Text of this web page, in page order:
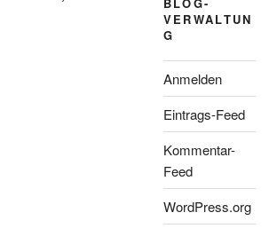
VERWALTUN
G
Anmelden
Eintrags-Feed
Kommentar-
Feed
WordPress.org